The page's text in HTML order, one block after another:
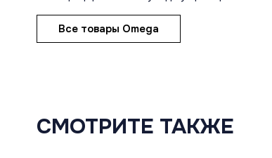
Все товары Omega
СМОТРИТЕ ТАКЖЕ